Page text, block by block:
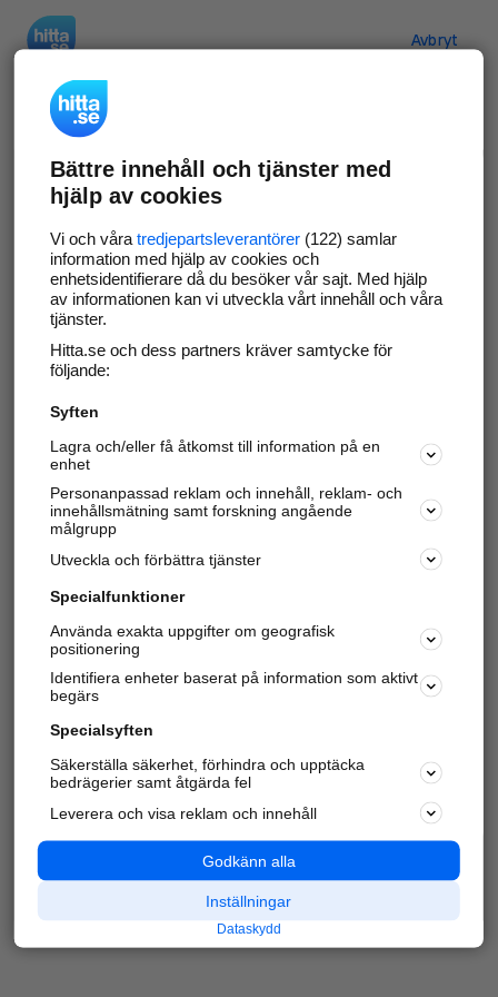
Avbryt
Verifiera ditt företag
Gör som 69 529företag
företagssida på hitta.se och syns bättre mot
kunder i ditt närområde. Helt kostnadsfritt.
Uppdatera din företagsinformation
Svara på och hantera dina omdömen
Har du redan verifierat ditt företag? Logga in
Varje vecka besöker du och4 miljoner
andra
härliga användare oss för att hitta rätt lokal
information om företag, privatpersoner och
platser.
Bättre innehåll och tjänster med
hjälp av cookies
Vi och våra tredjepartsleverantörer(122) samlar
information med hjälp av cookies och
enhetsidentifierare då du besöker vår sajt. Med hjälp
av informationen kan vi utveckla vårt innehåll och våra
tjänster.
Hitta.se och dess partners kräver samtycke för
följande:
Syften
Lagra och/eller få åtkomst till information på en
enhet
Personanpassad reklam och innehåll, reklam- och
innehållsmätning samt forskning angående
målgrupp
Utveckla och förbättra tjänster
Specialfunktioner
Använda exakta uppgifter om geografisk
positionering
Identifiera enheter baserat på information som aktivt
begärs
Specialsyften
Säkerställa säkerhet, förhindra och upptäcka
bedrägerier samt åtgärda fel
Leverera och visa reklam och innehåll
Godkänn alla
Inställningar
Dataskydd